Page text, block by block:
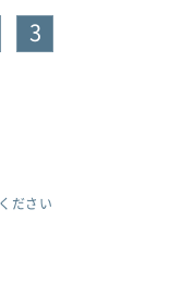
3
ださい